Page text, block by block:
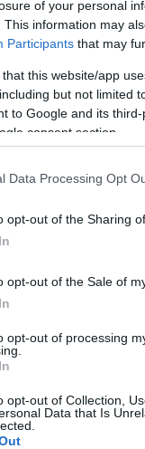
of your personal
This information may
Participants that may
that this website/app
but not limited
to Google and its
consent section.
Data Processing Opt
opt-out of the Sharing
opt-out of the Sale of
opt-out of processing
opt-out of Collection,
Data that Is
La tensione è
a sfidarsi in